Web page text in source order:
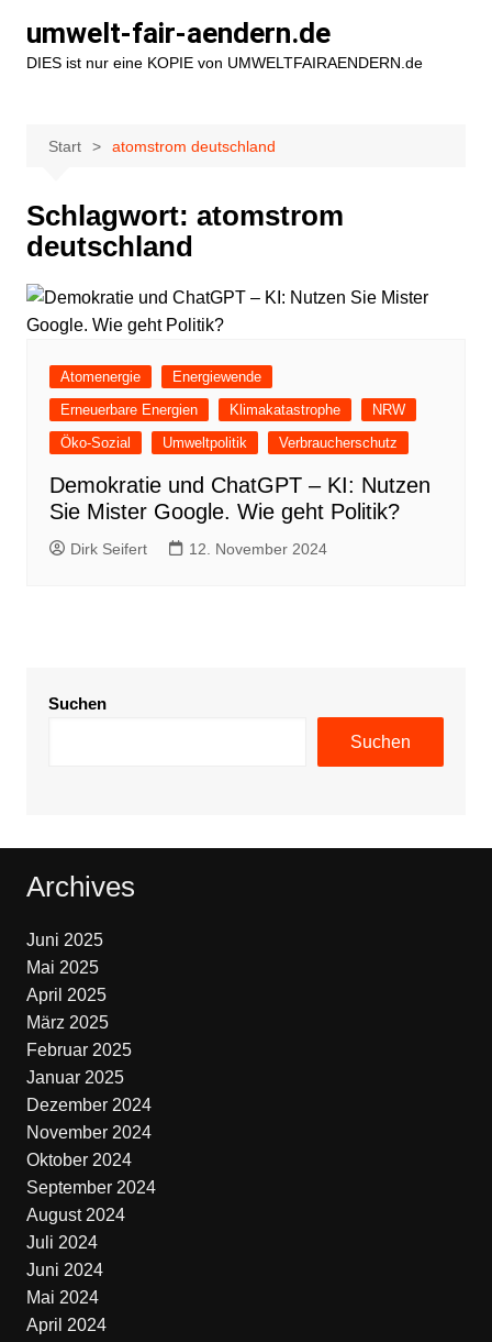
Inhalt
springen
umwelt-fair-aendern.de
DIES ist nur eine KOPIE von UMWELTFAIRAENDERN.de
Start atomstrom deutschland
Schlagwort: atomstrom
deutschland
Atomenergie
Energiewende
Erneuerbare Energien
Klimakatastrophe
NRW
Öko-Sozial
Umweltpolitik Verbraucherschutz
Demokratie und ChatGPT – KI: Nutzen
Sie Mister Google. Wie geht Politik?
Dirk Seifert 12. November 2024
Suchen
Suchen
Archives
Juni 2025
Mai 2025
April 2025
März 2025
Februar 2025
Januar 2025
Dezember 2024
November 2024
Oktober 2024
September 2024
August 2024
Juli 2024
Juni 2024
Mai 2024
April 2024